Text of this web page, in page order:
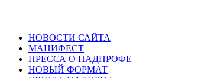
НОВОСТИ САЙТА
МАНИФЕСТ
ПРЕССА О НАДПРОФЕ
НОВЫЙ ФОРМАТ